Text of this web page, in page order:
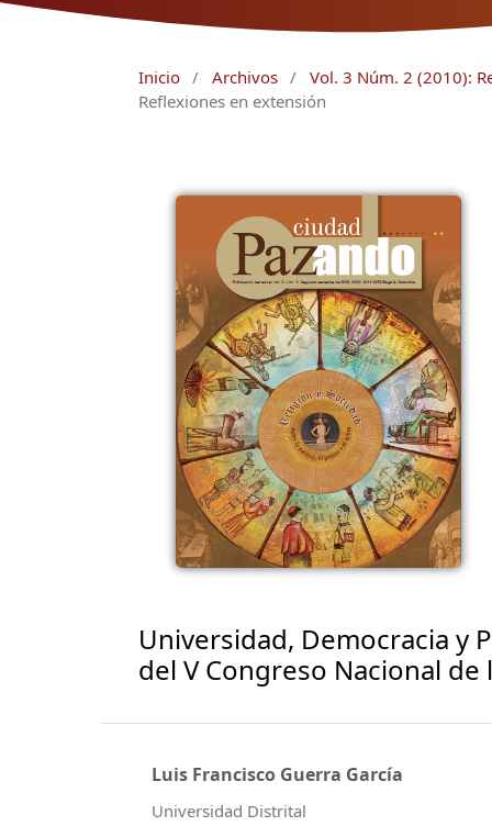
Inicio / Archivos / Vol. 3 Núm. 2 (2010):
Reflexiones en extensión
Universidad, Democracia y
del V Congreso Nacional de
Luis Francisco Guerra García
Universidad Distrital